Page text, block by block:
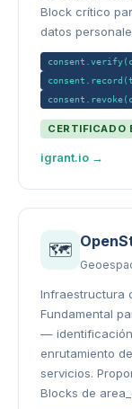
Block crítico
datos
CERTIFICADO
igrant.io →
🗺️
Infraestructura
Fundamental
—
enrutamiento
servicios.
Blocks de